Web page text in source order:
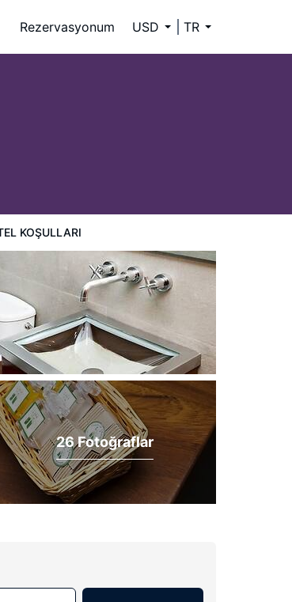
Rezervasyonum USD TR
KOŞULLARI
26 Fotoğraflar